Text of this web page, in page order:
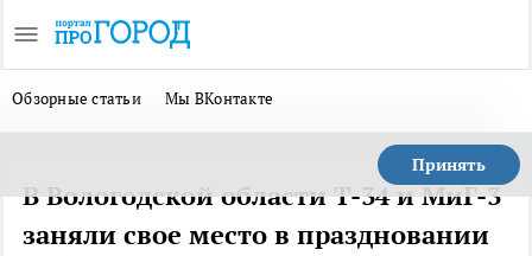
Обзорные статьи Мы ВКонтакте
Принять
В Вологодской области Т-34 и МиГ-3
заняли свое место в праздновании